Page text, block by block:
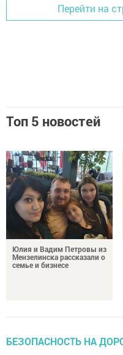
Перейти на
Топ 5 новостей
Юлия и Вадим Петровы из
Мензелинска рассказали о
семье и бизнесе
БЕЗОПАСНОСТЬ НА